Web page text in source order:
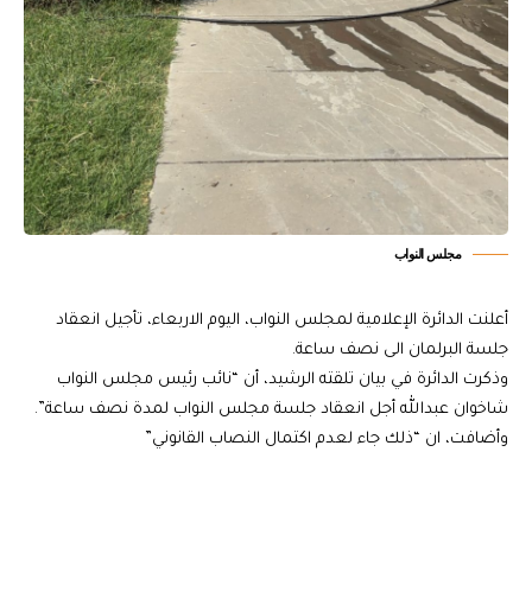
مجلس النواب
أعلنت الدائرة الإعلامية لمجلس النواب، اليوم الاربعاء، تأجيل انعقاد
جلسة البرلمان الى نصف ساعة.
وذكرت الدائرة في بيان تلقته الرشيد، أن “نائب رئيس مجلس النواب
شاخوان عبدالله أجل انعقاد جلسة مجلس النواب لمدة نصف ساعة”.
وأضافت، ان “ذلك جاء لعدم اكتمال النصاب القانوني”